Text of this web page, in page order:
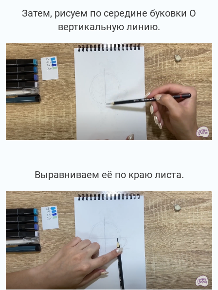
Затем, рисуем по середине буковки О
вертикальную линию.
Выравниваем её по краю листа.